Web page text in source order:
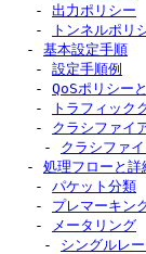
   -
出力ポリシー
   -
トンネルポリ
  -
基本設定手順
   -
設定手順例
   -
QoSポリシー
   -
トラフィック
   -
クラシファイ
    -
クラシファ
  -
処理フローと詳
   -
パケット分類
   -
プレマーキン
   -
メータリング
    -
シングルレ